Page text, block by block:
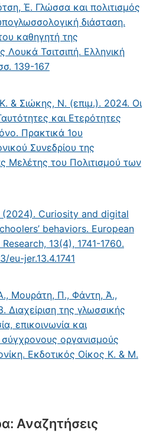
Έ. Γλώσσα και πολιτισμός
διάσταση.
καθηγητή της
Τσιτσιπή. Ελληνική
139-167
& Σιώκης, Ν. (επιμ.). 2024. Οι
και Ετερότητες
Πρακτικά 1ου
Συνεδρίου της
Μελέτης του Πολιτισμού των
(2024). Curiosity and digital
behaviors. European
13(4), 1741-1760.
eu-jer.13.4.1741
Μουράτη, Π., Φάντη, Ά.,
της γλωσσικής
επικοινωνία και
οργανισμούς
Εκδοτικός Οίκος Κ. & Μ.
Αναζητήσεις